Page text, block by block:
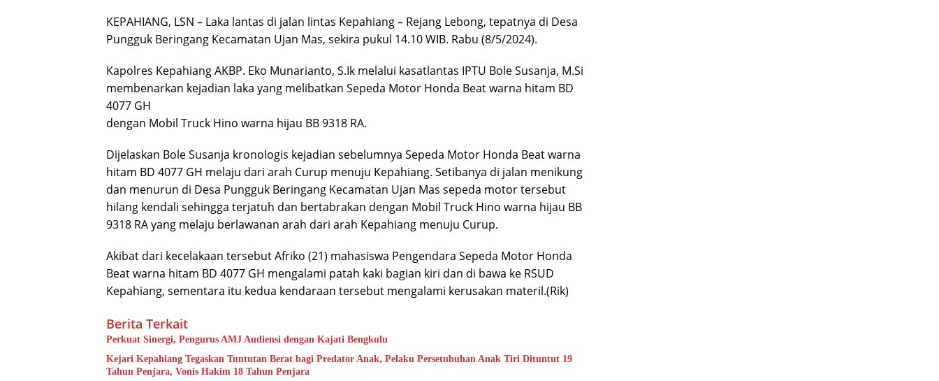
KEPAHIANG, LSN – Laka lantas di jalan lintas Kepahiang – Rejang Lebong, tepatnya di Desa
Pungguk Beringang Kecamatan Ujan Mas, sekira pukul 14.10 WIB. Rabu (8/5/2024).
Kapolres Kepahiang AKBP. Eko Munarianto, S.Ik melalui kasatlantas IPTU Bole Susanja, M.Si
membenarkan kejadian laka yang melibatkan Sepeda Motor Honda Beat warna hitam BD
4077 GH
dengan Mobil Truck Hino warna hijau BB 9318 RA.
Dijelaskan Bole Susanja kronologis kejadian sebelumnya Sepeda Motor Honda Beat warna
hitam BD 4077 GH melaju dari arah Curup menuju Kepahiang. Setibanya di jalan menikung
dan menurun di Desa Pungguk Beringang Kecamatan Ujan Mas sepeda motor tersebut
hilang kendali sehingga terjatuh dan bertabrakan dengan Mobil Truck Hino warna hijau BB
9318 RA yang melaju berlawanan arah dari arah Kepahiang menuju Curup.
Akibat dari kecelakaan tersebut Afriko (21) mahasiswa Pengendara Sepeda Motor Honda
Beat warna hitam BD 4077 GH mengalami patah kaki bagian kiri dan di bawa ke RSUD
Kepahiang, sementara itu kedua kendaraan tersebut mengalami kerusakan materil.(Rik)
Berita Terkait
Perkuat Sinergi, Pengurus AMJ Audiensi dengan Kajati Bengkulu
Kejari Kepahiang Tegaskan Tuntutan Berat bagi Predator Anak, Pelaku Persetubuhan Anak Tiri Dituntut 19
Tahun Penjara, Vonis Hakim 18 Tahun Penjara